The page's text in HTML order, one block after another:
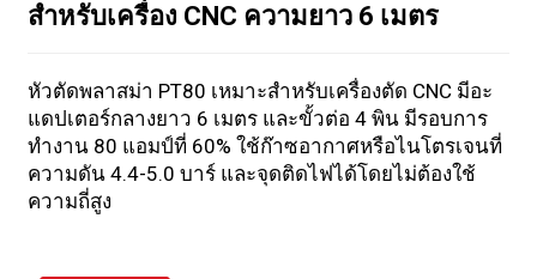
สำหรับเครื่อง CNC ความยาว 6 เมตร
หัวตัดพลาสม่า PT80 เหมาะสำหรับเครื่องตัด CNC มีอะ
แดปเตอร์กลางยาว 6 เมตร และขั้วต่อ 4 พิน มีรอบการ
ทำงาน 80 แอมป์ที่ 60% ใช้ก๊าซอากาศหรือไนโตรเจนที่
ความดัน 4.4-5.0 บาร์ และจุดติดไฟได้โดยไม่ต้องใช้
ความถี่สูง